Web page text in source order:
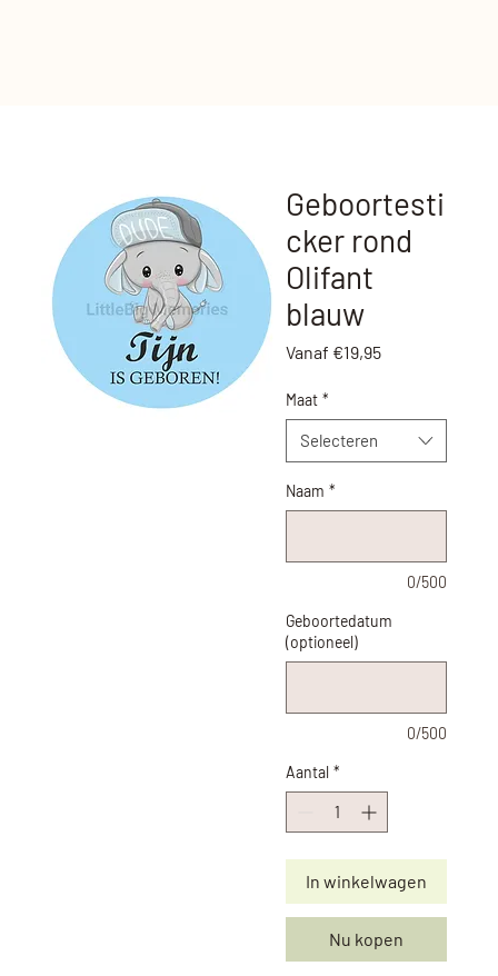
Geboortesti
cker rond
Olifant
blauw
Vanaf €19,95Verkoopprijs
Maat *
Selecteren
Naam *
0/500
Geboortedatum
(optioneel)
0/500
Aantal *
In winkelwagen
Nu kopen